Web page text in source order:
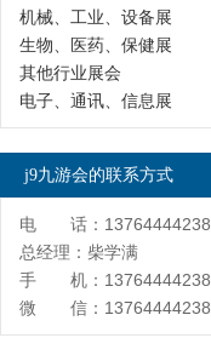
机械、工业、设备展
生物、医药、保健展
其他行业展会
电子、通讯、信息展
j9九游会的联系方式
电 话：13764444238
总经理：柴学满
手 机：13764444238
微 信：13764444238